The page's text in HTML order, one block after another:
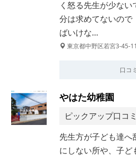
く怒る先生が少な
分は求めてないので
ばいけな…
東京都中野区若宮3-45-11
口コ
やはた幼稚園
ピックアップ口コミ
先生方が子ども達
にしない所や、子